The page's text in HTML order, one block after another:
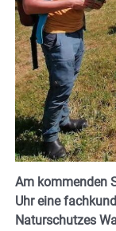
Am kommenden
Uhr eine
Naturschutzes